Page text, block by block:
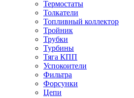
Термостаты
Толкатели
Топливный коллектор
Тройник
Трубки
Турбины
Тяга КПП
Успокоители
Фильтра
Форсунки
Цепи